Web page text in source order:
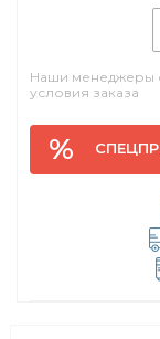
Наши менеджеры
условия заказа